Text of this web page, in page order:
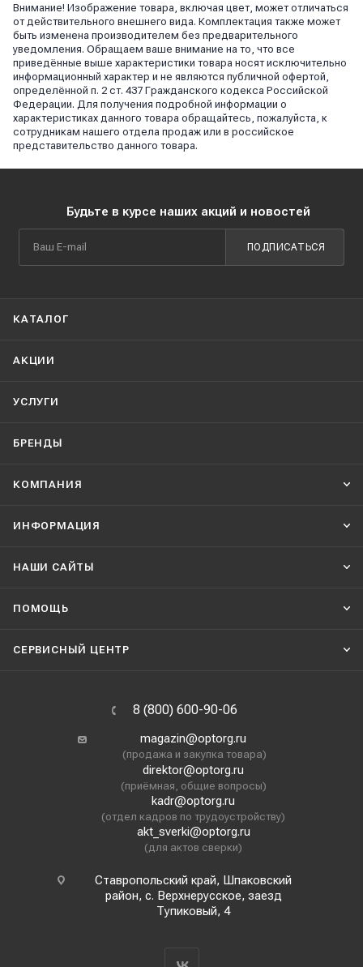
Внимание! Изображение товара, включая цвет, может отличаться
от действительного внешнего вида. Комплектация также может
быть изменена производителем без предварительного
уведомления. Обращаем ваше внимание на то, что все
приведённые выше характеристики товара носят исключительно
информационный характер и не являются публичной офертой,
определённой п. 2 ст. 437 Гражданского кодекса Российской
Федерации. Для получения подробной информации о
характеристиках данного товара обращайтесь, пожалуйста, к
сотрудникам нашего отдела продаж или в российское
представительство данного товара.
Будьте в курсе наших акций и новостей
ПОДПИСАТЬСЯ
КАТАЛОГ
АКЦИИ
УСЛУГИ
БРЕНДЫ
КОМПАНИЯ
ИНФОРМАЦИЯ
НАШИ CАЙТЫ
ПОМОЩЬ
СЕРВИСНЫЙ ЦЕНТР
8 (800) 600-90-06
magazin@optorg.ru
(продажа и закупка товара)
direktor@optorg.ru
(приёмная, общие вопросы)
kadr@optorg.ru
(отдел кадров по трудоустройству)
akt_sverki@optorg.ru
(для актов сверки)
Ставропольский край, Шпаковский
район, с. Верхнерусское, заезд
Тупиковый, 4